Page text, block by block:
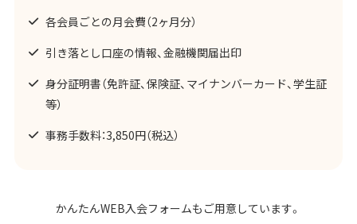
各会員ごとの月会費（2ヶ月分）
引き落とし口座の情報、金融機関届出印
身分証明書（免許証、保険証、マイナンバーカード、学生証
等）
事務手数料：3,850円（税込）
かんたんWEB入会フォームもご用意しています。